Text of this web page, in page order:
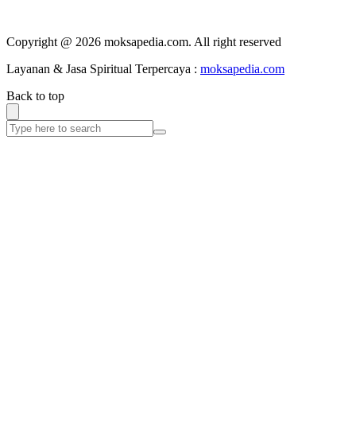
Copyright @ 2026 moksapedia.com. All right reserved
Layanan & Jasa Spiritual Terpercaya : moksapedia.com
Back to top